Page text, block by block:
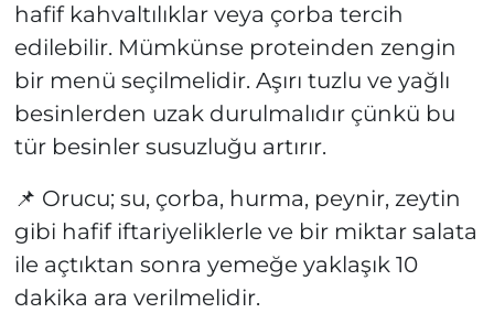
hafif kahvaltılıklar veya çorba tercih
edilebilir. Mümkünse proteinden zengin
bir menü seçilmelidir. Aşırı tuzlu ve yağlı
besinlerden uzak durulmalıdır çünkü bu
tür besinler susuzluğu artırır.
📌 Orucu; su, çorba, hurma, peynir, zeytin
gibi hafif iftariyeliklerle ve bir miktar salata
ile açtıktan sonra yemeğe yaklaşık 10
dakika ara verilmelidir.